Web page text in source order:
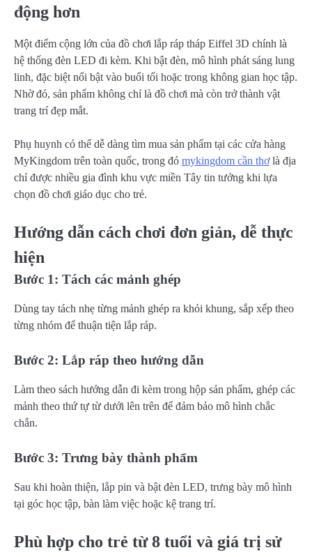
động hơn
Một điểm cộng lớn của đồ chơi lắp ráp tháp Eiffel 3D chính là
hệ thống đèn LED đi kèm. Khi bật đèn, mô hình phát sáng lung
linh, đặc biệt nổi bật vào buổi tối hoặc trong không gian học tập.
Nhờ đó, sản phẩm không chỉ là đồ chơi mà còn trở thành vật
trang trí đẹp mắt.
Phụ huynh có thể dễ dàng tìm mua sản phẩm tại các cửa hàng
MyKingdom trên toàn quốc, trong đó mykingdom cần thơlà địa
chỉ được nhiều gia đình khu vực miền Tây tin tưởng khi lựa
chọn đồ chơi giáo dục cho trẻ.
Hướng dẫn cách chơi đơn giản, dễ thực
hiện
Bước 1: Tách các mảnh ghép
Dùng tay tách nhẹ từng mảnh ghép ra khỏi khung, sắp xếp theo
từng nhóm để thuận tiện lắp ráp.
Bước 2: Lắp ráp theo hướng dẫn
Làm theo sách hướng dẫn đi kèm trong hộp sản phẩm, ghép các
mảnh theo thứ tự từ dưới lên trên để đảm bảo mô hình chắc
chắn.
Bước 3: Trưng bày thành phẩm
Sau khi hoàn thiện, lắp pin và bật đèn LED, trưng bày mô hình
tại góc học tập, bàn làm việc hoặc kệ trang trí.
Phù hợp cho trẻ từ 8 tuổi và giá trị sử